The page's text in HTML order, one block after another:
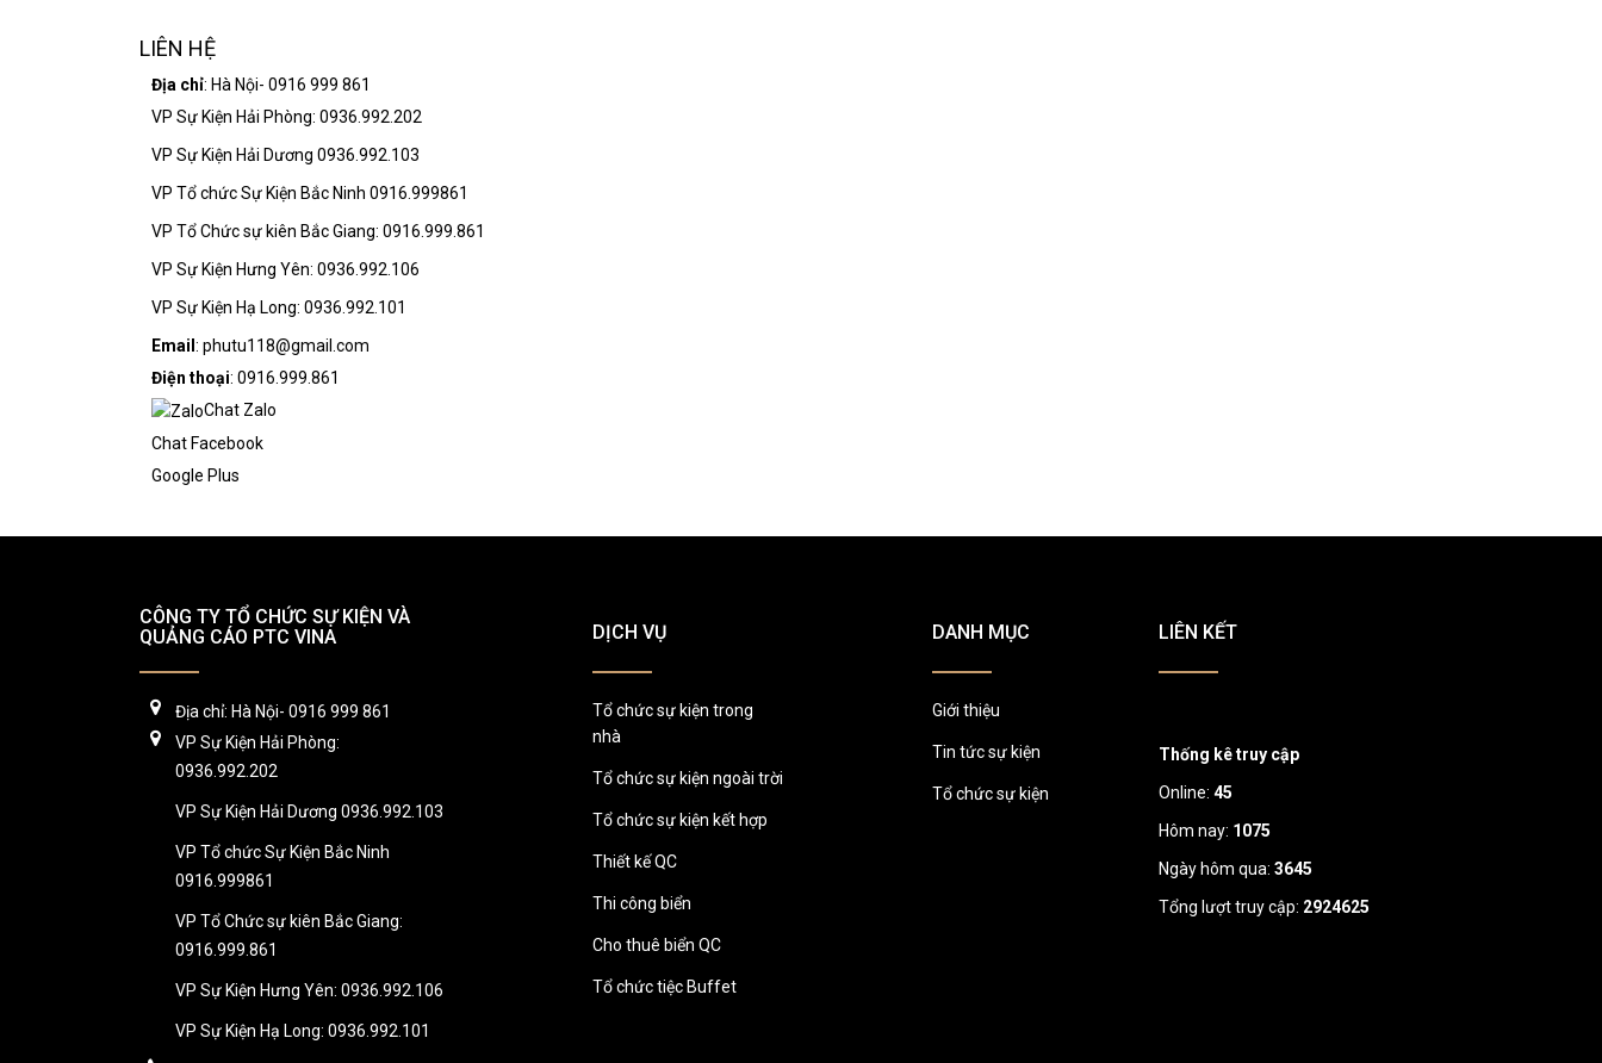
LIÊN HỆ
Địa chỉ: Hà Nội- 0916 999 861
VP Sự Kiện Hải Phòng: 0936.992.202
VP Sự Kiện Hải Dương 0936.992.103
VP Tổ chức Sự Kiện Bắc Ninh 0916.999861
VP Tổ Chức sự kiên Bắc Giang: 0916.999.861
VP Sự Kiện Hưng Yên: 0936.992.106
VP Sự Kiện Hạ Long: 0936.992.101
Email : phutu118@gmail.com
Điện thoại: 0916.999.861
Chat Zalo
Chat Facebook
Google Plus
CÔNG TY TỔ CHỨC SỰ KIỆN VÀ
QUẢNG CÁO PTC VINA
Địa chỉ: Hà Nội- 0916 999 861
VP Sự Kiện Hải Phòng:
0936.992.202
VP Sự Kiện Hải Dương 0936.992.103
VP Tổ chức Sự Kiện Bắc Ninh
0916.999861
VP Tổ Chức sự kiên Bắc Giang:
0916.999.861
VP Sự Kiện Hưng Yên: 0936.992.106
VP Sự Kiện Hạ Long: 0936.992.101
DỊCH VỤ
Tổ chức sự kiện trong
nhà
Tổ chức sự kiện ngoài trời
Tổ chức sự kiện kết hợp
Thiết kế QC
Thi công biển
Cho thuê biển QC
Tổ chức tiệc Buffet
DANH MỤC
Giới thiệu
Tin tức sự kiện
Tổ chức sự kiện
LIÊN KẾT
Thống kê truy cập
Online: 45
Hôm nay: 1075
Ngày hôm qua: 3645
Tổng lượt truy cập: 2924625